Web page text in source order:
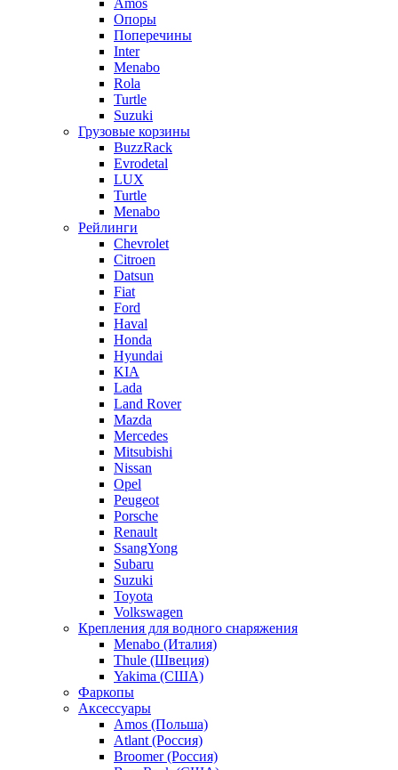
Amos
Опоры
Поперечины
Inter
Menabo
Rola
Turtle
Suzuki
Грузовые корзины
BuzzRack
Evrodetal
LUX
Turtle
Menabo
Рейлинги
Chevrolet
Citroen
Datsun
Fiat
Ford
Haval
Honda
Hyundai
KIA
Lada
Land Rover
Mazda
Mercedes
Mitsubishi
Nissan
Opel
Peugeot
Porsche
Renault
SsangYong
Subaru
Suzuki
Toyota
Volkswagen
Крепления для водного снаряжения
Menabo (Италия)
Thule (Швеция)
Yakima (США)
Фаркопы
Аксессуары
Amos (Польша)
Atlant (Россия)
Broomer (Россия)